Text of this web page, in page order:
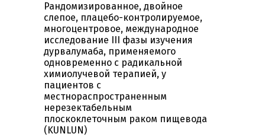
Рандомизированное, двойное
слепое, плацебо-контролируемое,
многоцентровое, международное
исследование III фазы изучения
дурвалумаба, применяемого
одновременно с радикальной
химиолучевой терапией, у
пациентов с
местнораспространенным
нерезектабельным
плоскоклеточным раком пищевода
(KUNLUN)